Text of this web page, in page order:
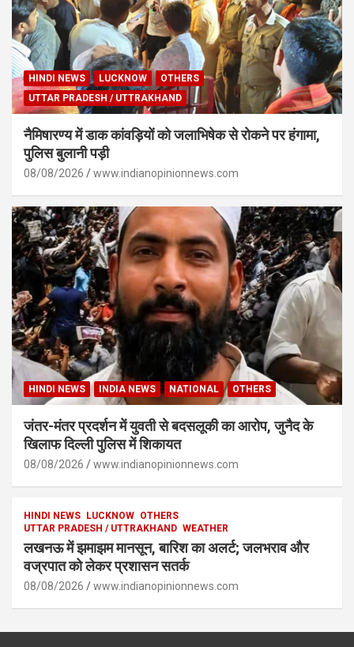
HINDI NEWS LUCKNOW
OTHERS
UTTAR PRADESH / UTTRAKHAND
नैमिषारण्य में डाक कांवड़ियों को जलाभिषेक से रोकने पर हंगामा,
पुलिस बुलानी पड़ी
08/08/2026 www.indianopinionnews.com
HINDI NEWS INDIA NEWS NATIONAL OTHERS
जंतर-मंतर प्रदर्शन में युवती से बदसलूकी का आरोप, जुनैद के
खिलाफ दिल्ली पुलिस में शिकायत
08/08/2026 www.indianopinionnews.com
HINDI NEWS LUCKNOW OTHERS
UTTAR PRADESH / UTTRAKHAND WEATHER
लखनऊ में झमाझम मानसून, बारिश का अलर्ट; जलभराव और
वज्रपात को लेकर प्रशासन सतर्क
08/08/2026 www.indianopinionnews.com